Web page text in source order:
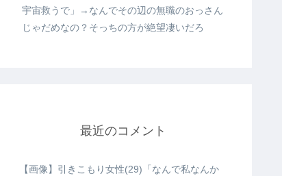
宇宙救うで」→なんでその辺の無職のおっさん
じゃだめなの？そっちの方が絶望凄いだろ
最近のコメント
【画像】引きこもり女性(29)「なんで私なんか